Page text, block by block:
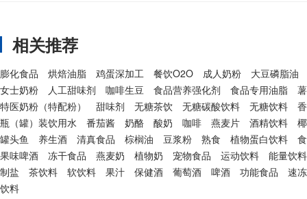
相关推荐
膨化食品 烘焙油脂 鸡蛋深加工 餐饮O2O 成人奶粉
大豆磷脂油
女士奶粉
人工甜味剂 咖啡生豆 食品营养强化剂 食品专用油脂
特医奶粉（特配粉）
甜味剂 无糖茶饮 无糖碳酸饮料 无糖饮料
瓶（罐）装饮用水
番茄酱 奶酪 酸奶 咖啡 燕麦片 酒精饮料
罐头鱼
养生酒 清真食品 棕榈油 豆浆粉 熟食 植物蛋白饮料
果味啤酒
冻干食品 燕麦奶 植物奶 宠物食品 运动饮料
能量饮料
制盐
茶饮料 软饮料 果汁 保健酒 葡萄酒 啤酒 功能食品
速
饮料